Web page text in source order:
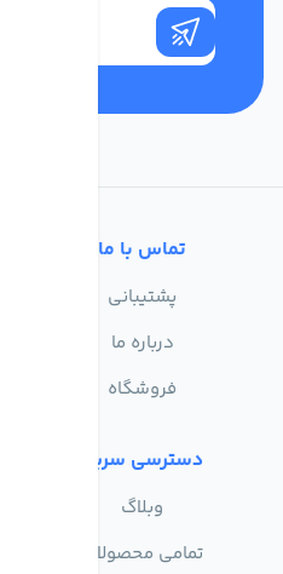
تماس با ما
پشتیبانی
درباره ما
فروشگاه
دسترسی سریع
وبلاگ
تمامی محصولات